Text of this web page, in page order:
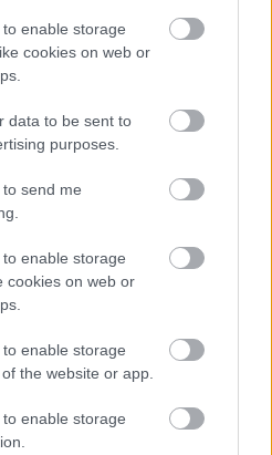
enable storage
cookies on web or
data to be sent to
purposes.
send me
enable storage
cookies on web or
enable storage
the website or app.
enable storage